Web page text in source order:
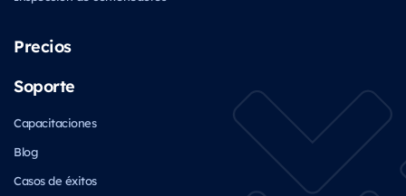
Precios
Soporte
Capacitaciones
Blog
Casos de éxitos